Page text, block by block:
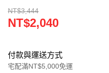
NT$3,444
NT$2,040
付款與運送方式
宅配滿NT$5,000免運